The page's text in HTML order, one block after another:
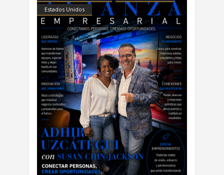
Estados Unidos